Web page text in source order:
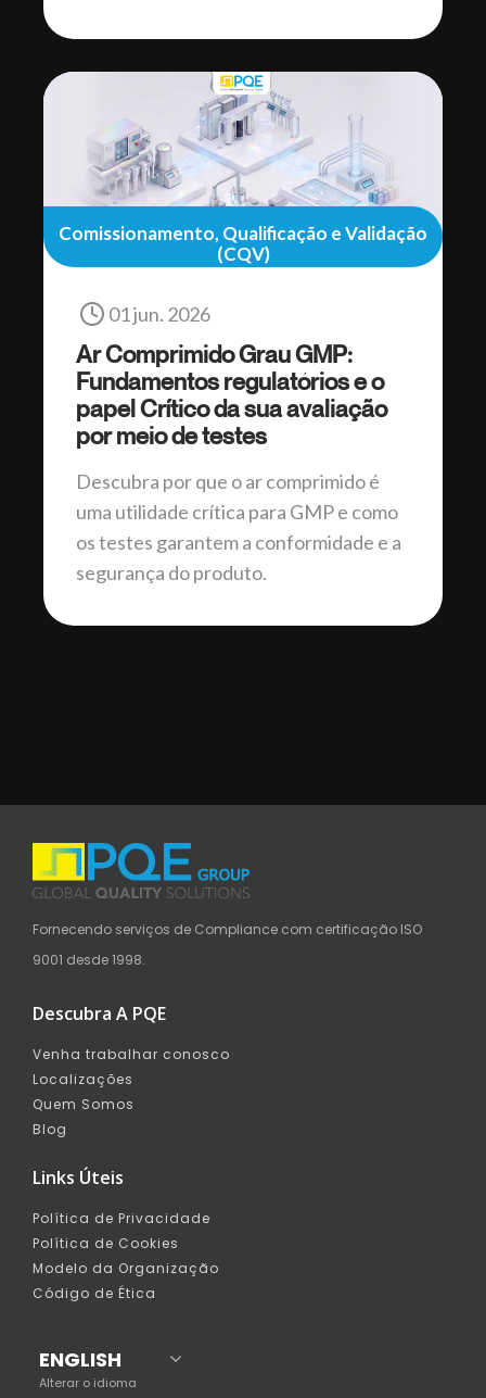
Comissionamento, Qualificação e Validação
(CQV)
01 jun. 2026
Ar Comprimido Grau GMP:
Fundamentos regulatórios e o
papel Crítico da sua avaliação
por meio de testes
Descubra por que o ar comprimido é
uma utilidade crítica para GMP e como
os testes garantem a conformidade e a
segurança do produto.
Fornecendo serviços de Compliance com certificação ISO
9001 desde 1998.
Descubra A PQE
Venha trabalhar conosco
Localizações
Quem Somos
Blog
Links Úteis
Política de Privacidade
Política de Cookies
Modelo da Organização
Código de Ética
ENGLISH
Alterar o idioma